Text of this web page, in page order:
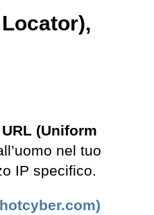
URL (Uniform
nel tuo
IP specifico.